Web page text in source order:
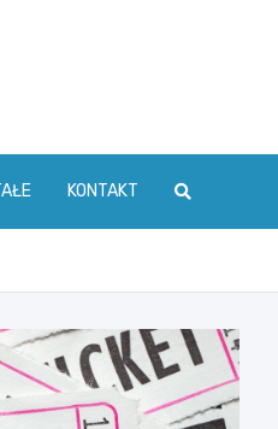
KONTAKT